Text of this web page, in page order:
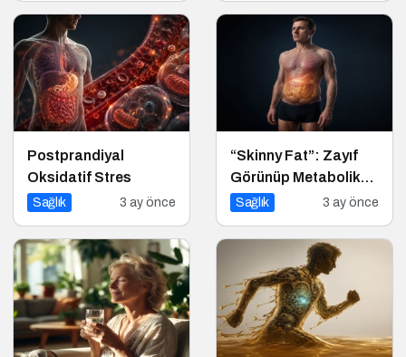
Postprandiyal
Oksidatif Stres
Sağlık 3 ay önce
“Skinny Fat”: Zayıf
Görünüp Metabolik
Olarak Riskli Olmak
Sağlık 3 ay önce